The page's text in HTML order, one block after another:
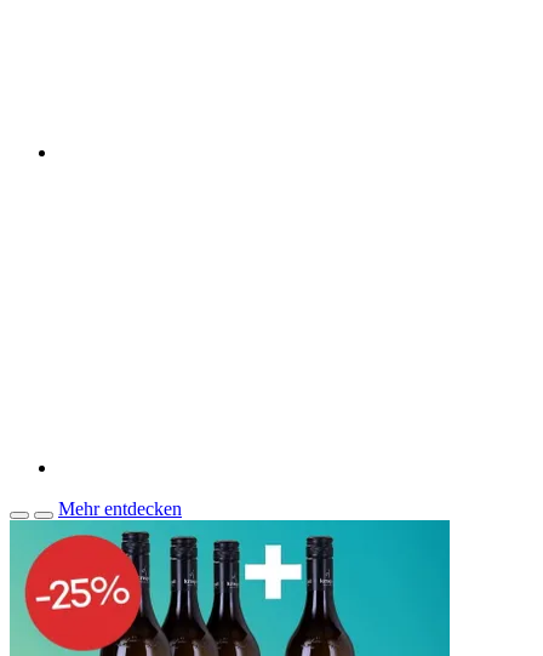
Mehr entdecken